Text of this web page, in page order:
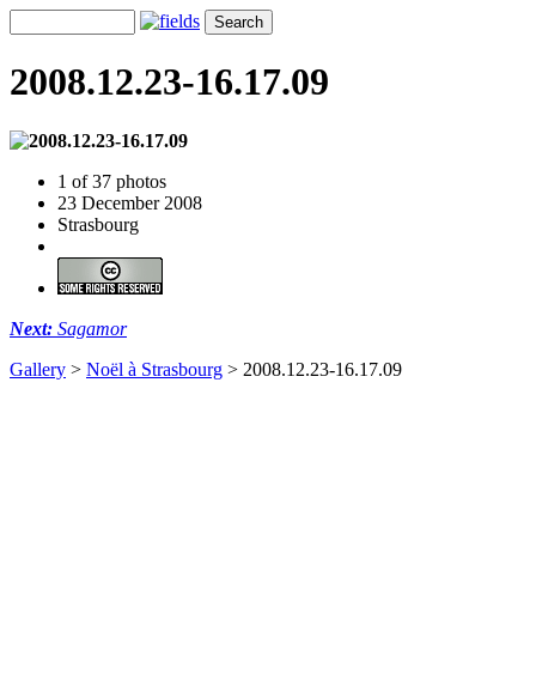
2008.12.23-16.17.09
1 of 37 photos
23 December 2008
Strasbourg
Next: Sagamor
Gallery > Noël à Strasbourg > 2008.12.23-16.17.09